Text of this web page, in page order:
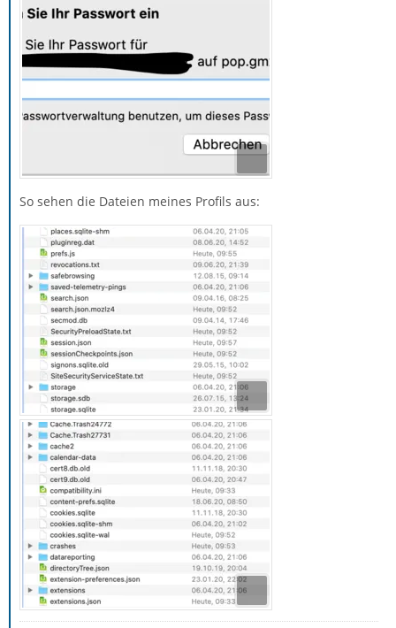
So sehen die Dateien meines Profils aus: